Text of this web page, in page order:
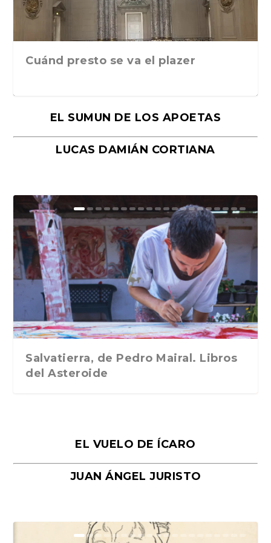
Cuánd presto se va el plazer
Moral, de Lyra Ekström Lindbäck.
Traducción de Car...
Revolución, de Hugo Gonçalves.
Libros del Asteroid...
«La música ha sido el gran amor de
mi vida». Esthe...
«El barman del Ritz», de Philippe
Collin. Traducci...
Mañanas de editorial, noches de
Bocaccio
EL SUMUN DE LOS APOETAS
LUCAS DAMIÁN CORTIANA
Salvatierra, de Pedro Mairal. Libros
del Asteroide
EL VUELO DE ÍCARO
JUAN ÁNGEL JURISTO